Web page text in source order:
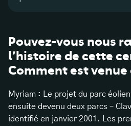
Pouvez-vous nous
l’histoire de cette
Comment est venue
Myriam : Le projet du parc
ensuite devenu deux parcs –
identifié en janvier 2001. Les